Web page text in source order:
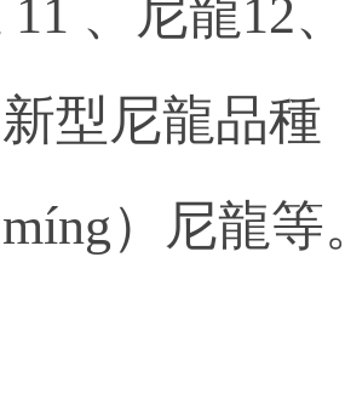
11 、尼龍12
型尼龍品種
míng）尼龍等